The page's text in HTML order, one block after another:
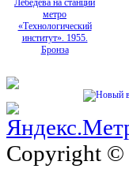
Copyright ©